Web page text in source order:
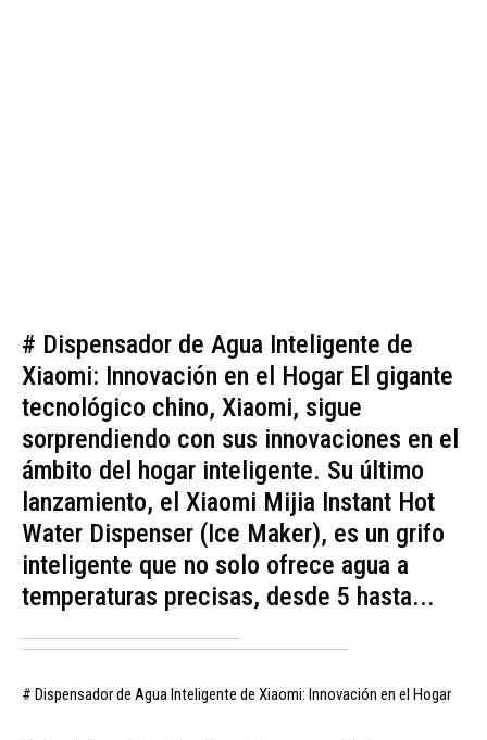
# Dispensador de Agua Inteligente de
Xiaomi: Innovación en el Hogar El gigante
tecnológico chino, Xiaomi, sigue
sorprendiendo con sus innovaciones en el
ámbito del hogar inteligente. Su último
lanzamiento, el Xiaomi Mijia Instant Hot
Water Dispenser (Ice Maker), es un grifo
inteligente que no solo ofrece agua a
temperaturas precisas, desde 5 hasta...
# Dispensador de Agua Inteligente de Xiaomi: Innovación en el Hogar